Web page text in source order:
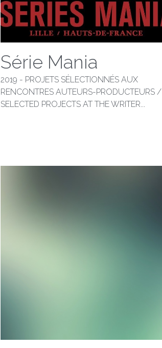
Série Mania
2019 - PROJETS SÉLECTIONNÉS AUX
RENCONTRES AUTEURS-PRODUCTEURS /
SELECTED PROJECTS AT THE WRITER...